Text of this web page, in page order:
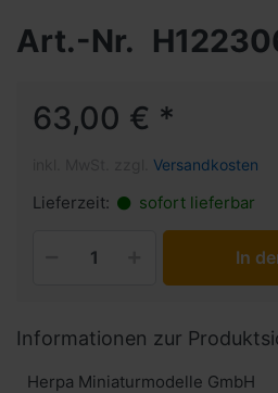
Art.-Nr.
63,00 € *
Versandkosten
Lieferzeit: sofort lieferbar
In
Informationen zur
Herpa Miniaturmodelle GmbH